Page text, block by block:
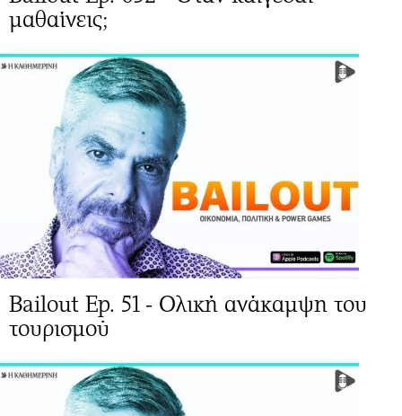
μαθαίνεις;
Bailout Ep. 51 - Ολική ανάκαμψη του
τουρισμού